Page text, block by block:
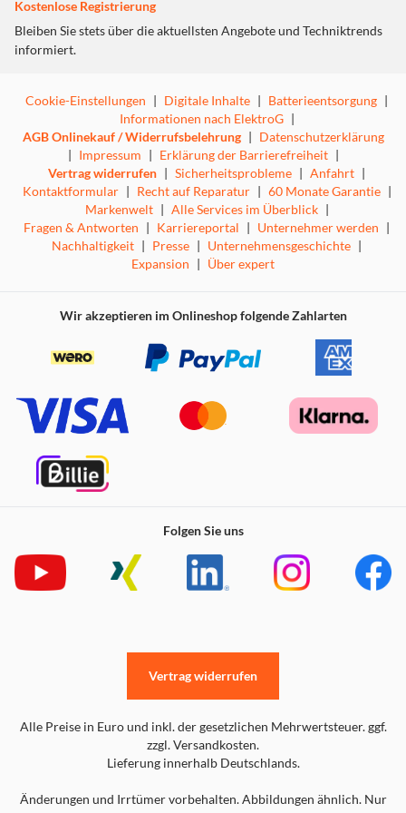
Kostenlose Registrierung
Bleiben Sie stets über die aktuellsten Angebote und Techniktrends
informiert.
Cookie-Einstellungen | Digitale Inhalte | Batterieentsorgung |
Informationen nach ElektroG |
AGB Onlinekauf / Widerrufsbelehrung | Datenschutzerklärung
| Impressum | Erklärung der Barrierefreiheit |
Vertrag widerrufen | Sicherheitsprobleme | Anfahrt |
Kontaktformular | Recht auf Reparatur | 60 Monate Garantie |
Markenwelt | Alle Services im Überblick |
Fragen & Antworten | Karriereportal | Unternehmer werden |
Nachhaltigkeit | Presse | Unternehmensgeschichte |
Expansion | Über expert
Wir akzeptieren im Onlineshop folgende Zahlarten
Folgen Sie uns
Alle Preise in Euro und inkl. der gesetzlichen Mehrwertsteuer. ggf.
zzgl. Versandkosten.
Lieferung innerhalb Deutschlands.
Änderungen und Irrtümer vorbehalten. Abbildungen ähnlich. Nur
Vertrag widerrufen